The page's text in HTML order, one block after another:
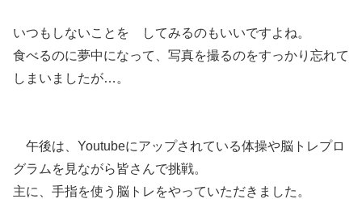
いつもしないことを してみるのもいいですよね。
食べるのに夢中になって、写真を撮るのをすっかり忘れて
しまいましたが…。
午後は、Youtubeにアップされている体操や脳トレプロ
グラムを見ながら皆さんで挑戦。
主に、手指を使う脳トレをやっていただきました。